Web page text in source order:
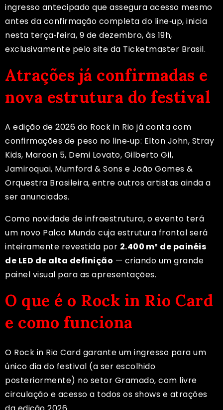
ingresso antecipado que assegura acesso mesmo
antes da confirmação completa do line‑up, inicia
nesta terça‑feira, 9 de dezembro, às 19h,
exclusivamente pelo site da Ticketmaster Brasil.
Atrações já confirmadas e
nova estrutura do festival
A edição de 2026 do Rock in Rio já conta com
confirmações de peso no line‑up: Elton John, Stray
Kids, Maroon 5, Demi Lovato, Gilberto Gil,
Jamiroquai, Mumford & Sons e João Gomes &
Orquestra Brasileira, entre outros artistas ainda a
ser anunciados.
Como novidade de infraestrutura, o evento terá
um novo Palco Mundo cuja estrutura frontal será
inteiramente revestida por 2.400 m² de painéis
de LED de alta definição — criando um grande
painel visual para as apresentações.
O que é o Rock in Rio Card
e como funciona
O Rock in Rio Card garante um ingresso para um
único dia do festival (a ser escolhido
posteriormente) no setor Gramado, com livre
circulação e acesso a todos os shows e atrações